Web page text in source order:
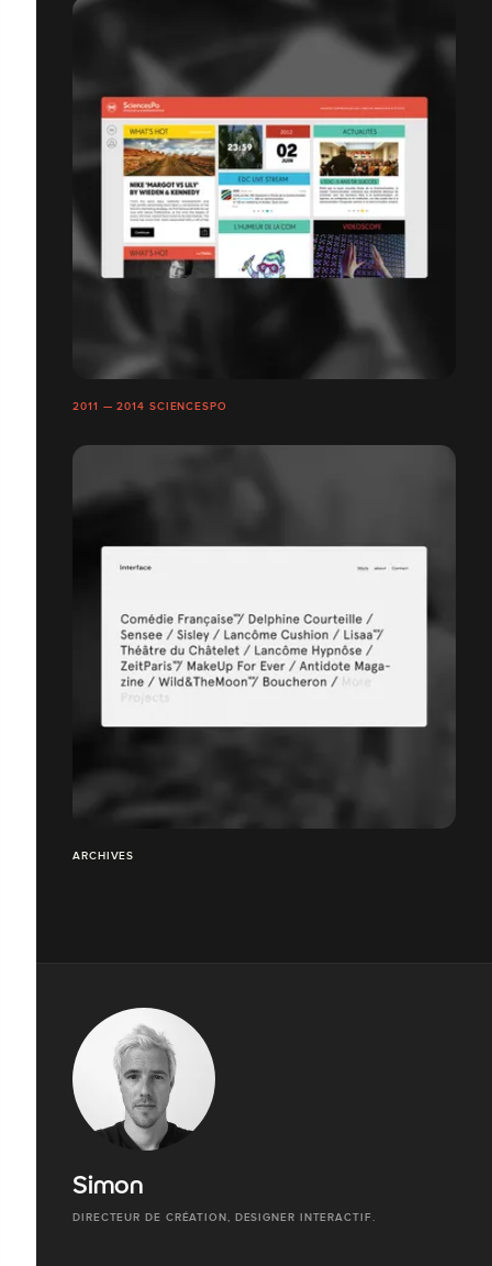
2011 — 2014 SCIENCESPO
ARCHIVES
Simon
DIRECTEUR DE CRÉATION, DESIGNER INTERACTIF.